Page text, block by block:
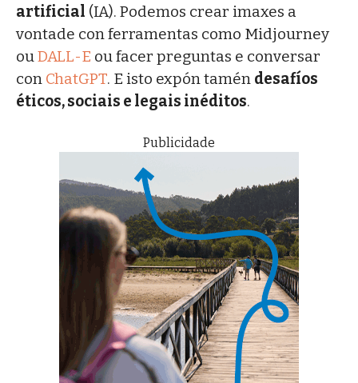
artificial (IA). Podemos crear imaxes a
vontade con ferramentas como Midjourney
ouDALL-E ou facer preguntas e conversar
con ChatGPT. E isto expón tamén desafíos
éticos, sociais e legais inéditos.
Publicidade